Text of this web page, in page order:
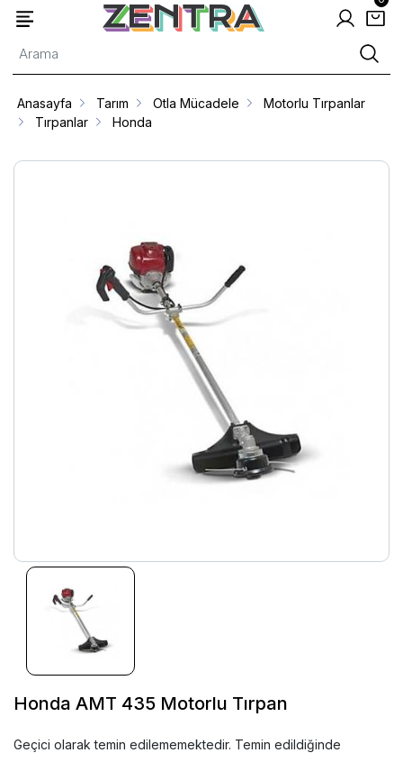
Anasayfa Tarım Otla Mücadele
Motorlu Tırpanlar
Tırpanlar
Honda
Honda AMT 435 Motorlu Tırpan
Geçici olarak temin edilememektedir. Temin edildiğinde